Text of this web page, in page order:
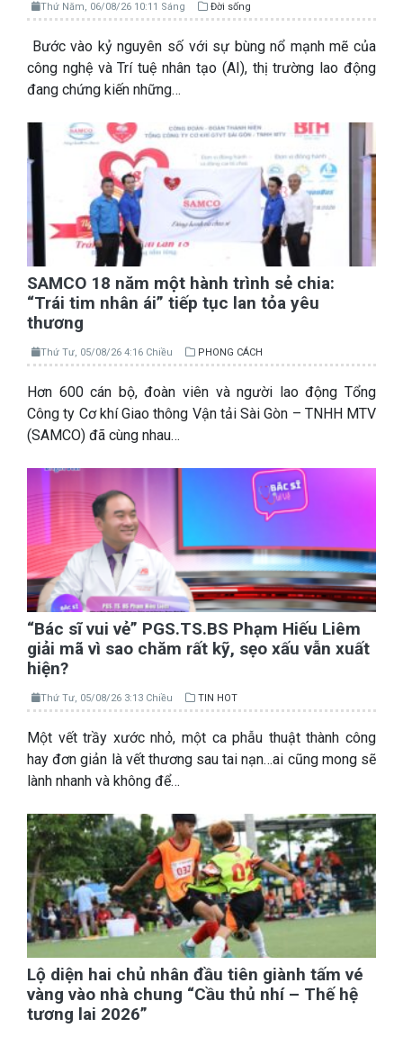
Thứ Năm, 06/08/26 10:11 Sáng Đời sống
Bước vào kỷ nguyên số với sự bùng nổ mạnh mẽ của
công nghệ và Trí tuệ nhân tạo (AI), thị trường lao động
đang chứng kiến những…
SAMCO 18 năm một hành trình sẻ chia:
“Trái tim nhân ái” tiếp tục lan tỏa yêu
thương
Thứ Tư, 05/08/26 4:16 Chiều PHONG CÁCH
Hơn 600 cán bộ, đoàn viên và người lao động Tổng
Công ty Cơ khí Giao thông Vận tải Sài Gòn – TNHH MTV
(SAMCO) đã cùng nhau…
“Bác sĩ vui vẻ” PGS.TS.BS Phạm Hiếu Liêm
giải mã vì sao chăm rất kỹ, sẹo xấu vẫn xuất
hiện?
Thứ Tư, 05/08/26 3:13 Chiều TIN HOT
Một vết trầy xước nhỏ, một ca phẫu thuật thành công
hay đơn giản là vết thương sau tai nạn…ai cũng mong sẽ
lành nhanh và không để…
Lộ diện hai chủ nhân đầu tiên giành tấm vé
vàng vào nhà chung “Cầu thủ nhí – Thế hệ
tương lai 2026”